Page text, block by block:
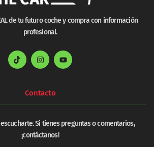
de tu futuro coche y compra con información
profesional.
Contacto
Si tienes preguntas o comentarios,
¡contáctanos!